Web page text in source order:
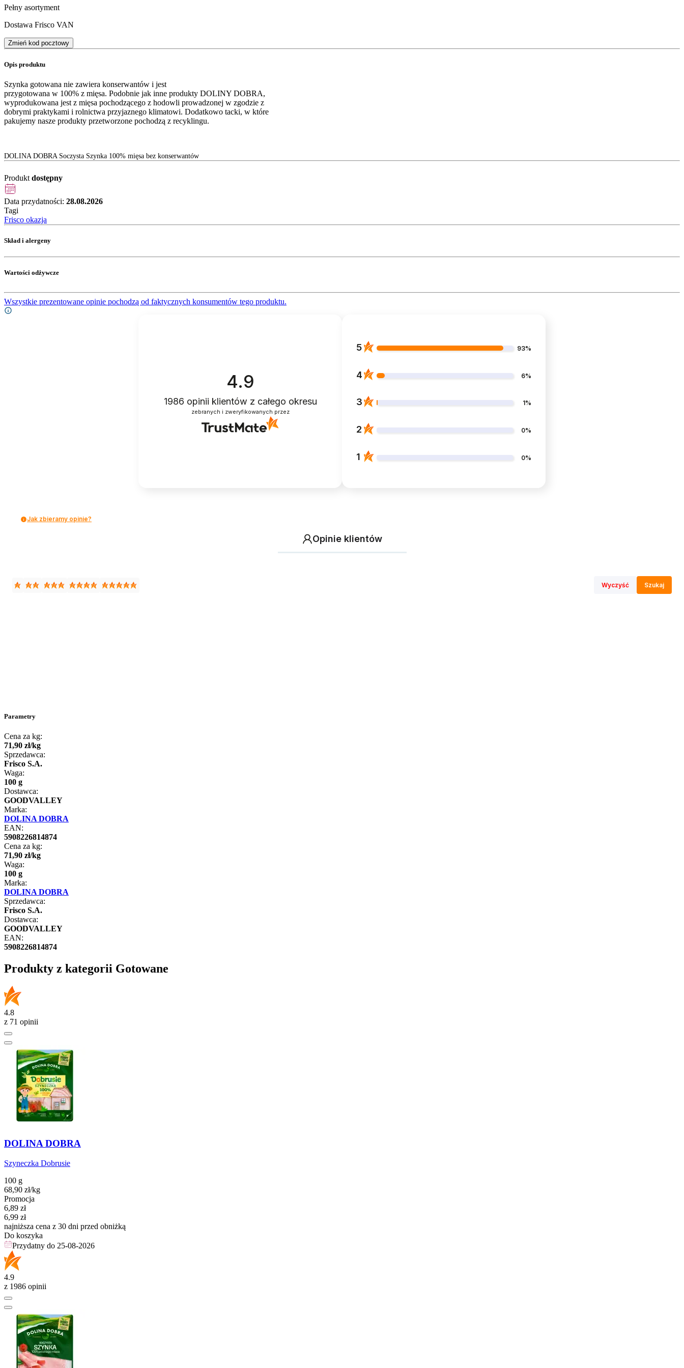
Pełny asortyment
Dostawa Frisco VAN
Zmień kod pocztowy
Opis produktu
Szynka gotowana nie zawiera konserwantów i jest
przygotowana w 100% z mięsa. Podobnie jak inne produkty DOLINY DOBRA,
wyprodukowana jest z mięsa pochodzącego z hodowli prowadzonej w zgodzie z
dobrymi praktykami i rolnictwa przyjaznego klimatowi. Dodatkowo tacki, w które
pakujemy nasze produkty przetworzone pochodzą z recyklingu.
DOLINA DOBRA Soczysta Szynka 100% mięsa bez konserwantów
Produkt dostępny
Data przydatności: 28.08.2026
Tagi
Frisco okazja
Skład i alergeny
Wartości odżywcze
Wszystkie prezentowane opinie pochodzą od faktycznych konsumentów tego produktu.
4.9
1986 opinii klientów z całego okresu
zebranych i zweryfikowanych przez
5 93%
4 6%
3 1%
2 0%
1 0%
Jak zbieramy opinie?
Opinie klientów
Wyczyść Szukaj
Parametry
Cena za kg:
71,90 zł/kg
Sprzedawca:
Frisco S.A.
Waga:
100 g
Dostawca:
GOODVALLEY
Marka:
DOLINA DOBRA
EAN:
5908226814874
Cena za kg:
71,90 zł/kg
Waga:
100 g
Marka:
DOLINA DOBRA
Sprzedawca:
Frisco S.A.
Dostawca:
GOODVALLEY
EAN:
5908226814874
Produkty z kategorii Gotowane
4.8
z 71 opinii
DOLINA DOBRA
Szyneczka Dobrusie
100 g
68,90 zł/kg
Promocja
Cena promocyjna
6,89 zł
6,99 zł
najniższa cena z 30 dni przed obniżką
Do koszyka
Przydatny do 25-08-2026
4.9
z 1986 opinii